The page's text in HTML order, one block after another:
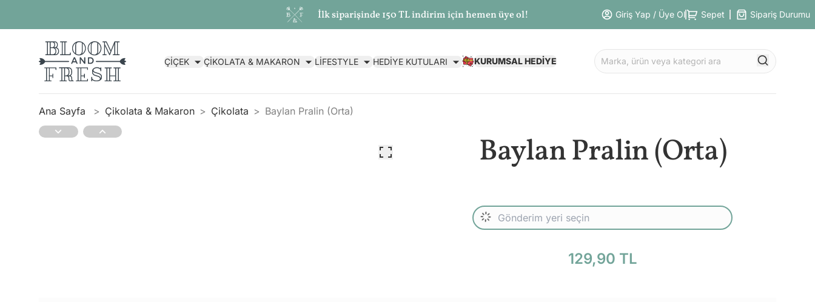
İlk siparişinde 150 TL indirim için hemen üye ol! Giriş Yap / Üye Ol Sepet Sipariş Durumu
ÇİÇEK ÇİKOLATA & MAKARON LİFESTYLE HEDİYE KUTULARI KURUMSAL HEDİYE
Ana Sayfa Çikolata & Makaron Çikolata Baylan Pralin (Orta)
Baylan Pralin (Orta)
129,90 TL